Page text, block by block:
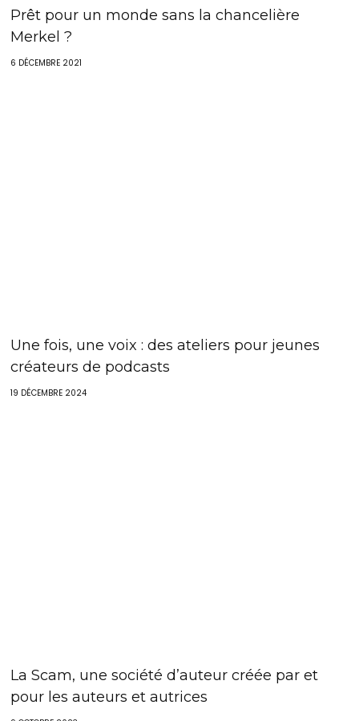
Prêt pour un monde sans la chancelière
Merkel ?
6 DÉCEMBRE 2021
Une fois, une voix : des ateliers pour jeunes
créateurs de podcasts
19 DÉCEMBRE 2024
La Scam, une société d’auteur créée par et
pour les auteurs et autrices